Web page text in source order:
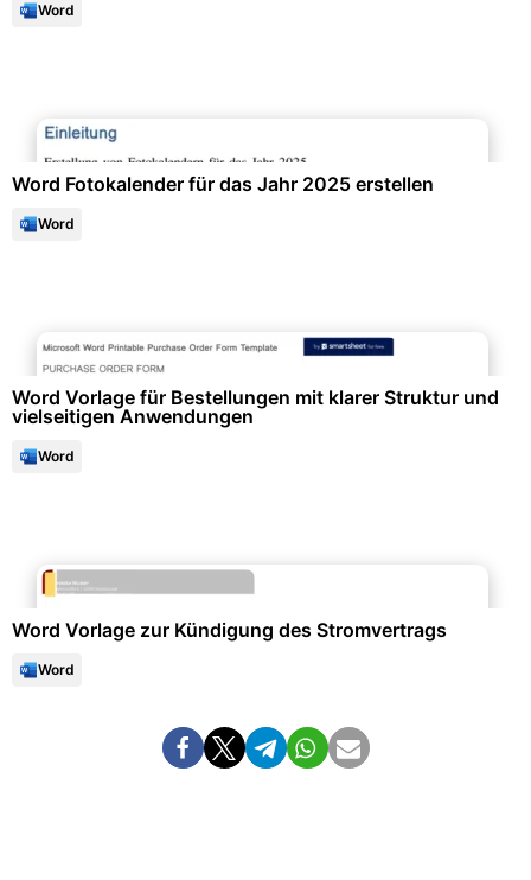
Word
Word Fotokalender für das Jahr 2025 erstellen
Word
Word Vorlage für Bestellungen mit klarer Struktur und
vielseitigen Anwendungen
Word
Word Vorlage zur Kündigung des Stromvertrags
Word